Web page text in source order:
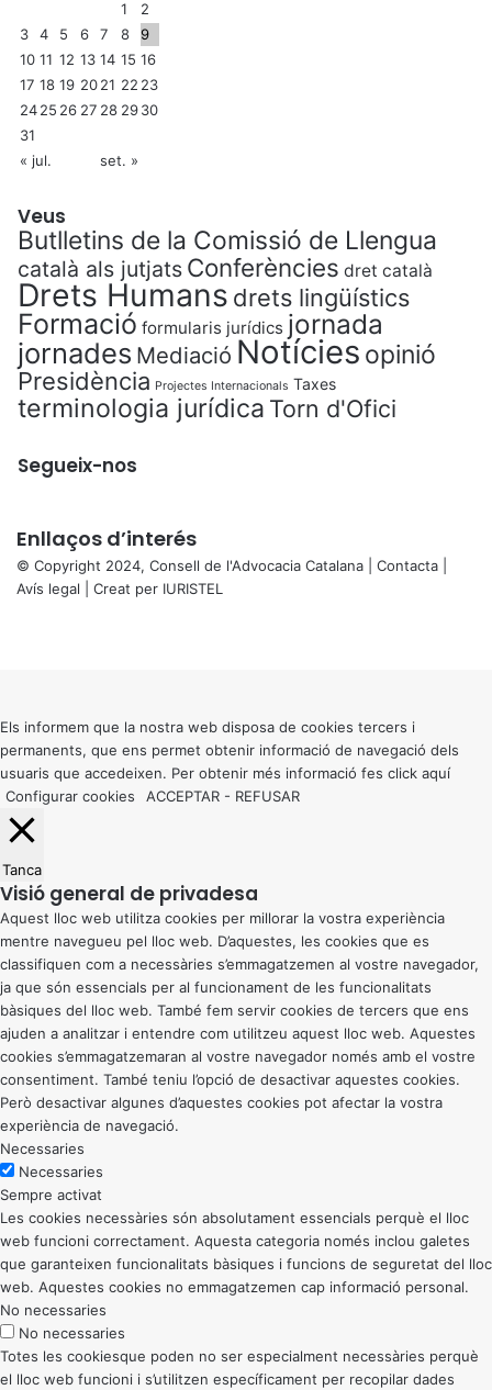
1
2
3
4 5 6 7 8
9
10 11 12 13 14 15 16
17 18 19 2021 22 23
2425 26 27 28 2930
31
« jul.
set. »
Veus
Butlletins de la Comissió de Llengua
català als jutjats Conferències dret català
Drets Humans drets lingüístics
Formació formularis jurídics jornada
jornades Mediació Notícies opinió
Presidència Projectes Internacionals Taxes
terminologia jurídica Torn d'Ofici
Segueix-nos
Enllaços d’interés
© Copyright 2024, Consell de l'Advocacia Catalana | Contacta
Avís legal | Creat per IURISTEL
button
Els informem que la nostra web disposa de cookies tercers i
permanents, que ens permet obtenir informació de navegació dels
usuaris que accedeixen. Per obtenir més informació fes click aquí
Configurar cookies
ACCEPTAR - REFUSAR
Tanca
Visió general de privadesa
Aquest lloc web utilitza cookies per millorar la vostra experiència
mentre navegueu pel lloc web. D’aquestes, les cookies que es
classifiquen com a necessàries s’emmagatzemen al vostre navegador,
ja que són essencials per al funcionament de les funcionalitats
bàsiques del lloc web. També fem servir cookies de tercers que ens
ajuden a analitzar i entendre com utilitzeu aquest lloc web. Aquestes
cookies s’emmagatzemaran al vostre navegador només amb el vostre
consentiment. També teniu l’opció de desactivar aquestes cookies.
Però desactivar algunes d’aquestes cookies pot afectar la vostra
experiència de navegació.
Necessaries
Necessaries
Sempre activat
Les cookies necessàries són absolutament essencials perquè el lloc
web funcioni correctament. Aquesta categoria només inclou galetes
que garanteixen funcionalitats bàsiques i funcions de seguretat del lloc
web. Aquestes cookies no emmagatzemen cap informació personal.
No necessaries
No necessaries
Totes les cookiesque poden no ser especialment necessàries perquè
el lloc web funcioni i s’utilitzen específicament per recopilar dades